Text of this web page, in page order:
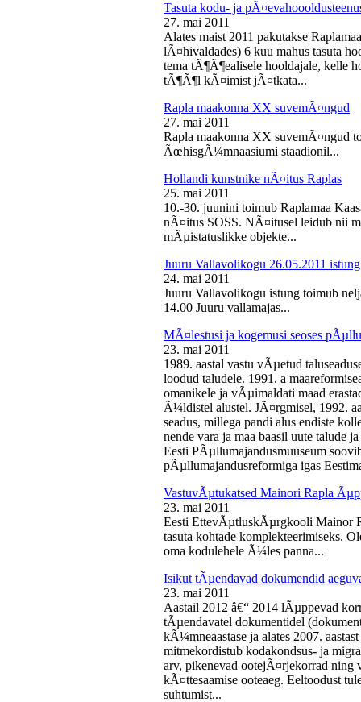
Tasuta kodu- ja
27. mai 2011
Alates maist 2011 pakutakse
lÃ¤hivaldades) 6 kuu mahus tasuta
tema tÃ¶Ã¶ealisele hooldajale, kelle
tÃ¶Ã¶l kÃ¤imist jÃ¤tkata...
Rapla maakonna XX suvemÃ¤ngud
27. mai 2011
Rapla maakonna XX suvemÃ¤ngud
ÃœhisgÃ¼mnaasiumi staadionil...
Hollandi kunstnike nÃ¤itus Raplas
25. mai 2011
10.-30. juunini toimub Raplamaa
nÃ¤itus SOSS. NÃ¤itusel leidub nii
mÃµistatuslikke objekte...
Juuru Vallavolikogu 26.05.2011 istung
24. mai 2011
Juuru Vallavolikogu istung toimub
14.00 Juuru vallamajas...
MÃ¤lestusi ja kogemusi seoses
23. mai 2011
1989. aastal vastu vÃµetud
loodud taludele. 1991. a
omanikele ja vÃµimaldati maad
Ã¼ldistel alustel. JÃ¤rgmisel, 1992.
seadus, millega pandi alus endiste
nende vara ja maa baasil uute talude
Eesti PÃµllumajandusmuuseum
pÃµllumajandusreformiga igas
VastuvÃµtukatsed Mainori Rapla
23. mai 2011
Eesti EttevÃµtluskÃµrgkooli Mainor
tasuta kohtade komplekteerimiseks.
oma kodulehele Ã¼les panna...
Isikut tÃµendavad dokumendid
23. mai 2011
Aastail 2012 â€“ 2014 lÃµppevad
tÃµendavatel dokumentidel
kÃ¼mneaastase ja alates 2007.
mitmekordistub kodakondsus- ja
arv, pikenevad ootejÃ¤rjekorrad ning
kÃ¤ttesaamise ooteaeg. Eeltoodust
suhtumist...